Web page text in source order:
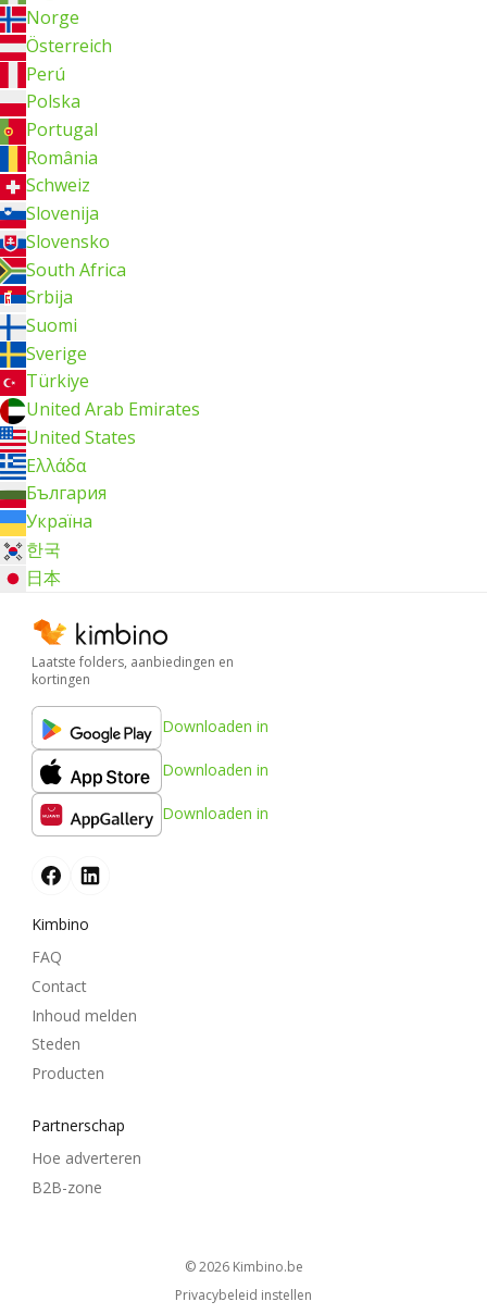
Norge
Österreich
Perú
Polska
Portugal
România
Schweiz
Slovenija
Slovensko
South Africa
Srbija
Suomi
Sverige
Türkiye
United Arab Emirates
United States
Ελλάδα
България
Україна
한국
日本
Laatste folders, aanbiedingen en
kortingen
Downloaden in
Downloaden in
Downloaden in
Kimbino
FAQ
Contact
Inhoud melden
Steden
Producten
Partnerschap
Hoe adverteren
B2B-zone
© 2026 kimbino.be
Privacybeleid instellen